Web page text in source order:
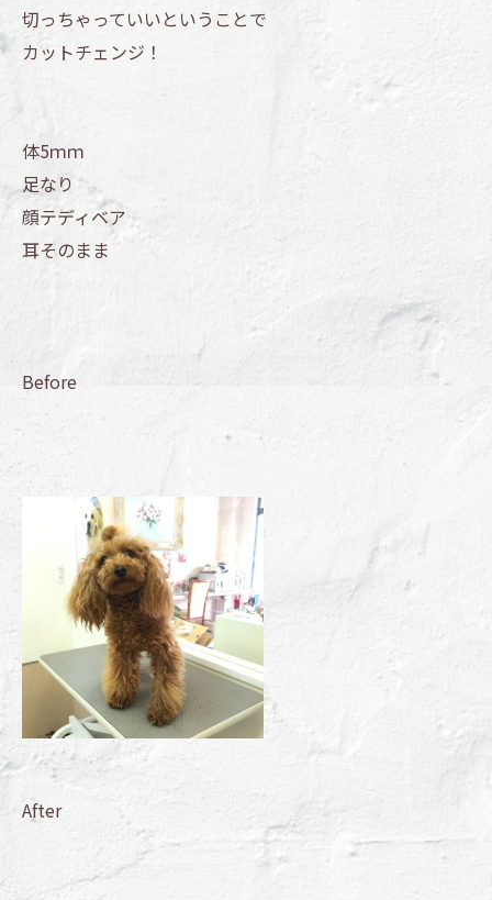
切っちゃっていいということで
カットチェンジ！
体5ｍｍ
足なり
顔テディベア
耳そのまま
Before
After